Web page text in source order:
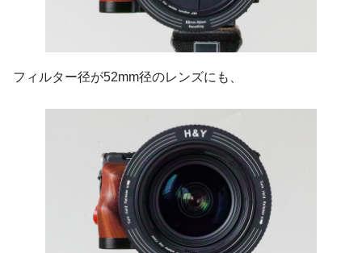
フィルター径が52mm径のレンズにも、